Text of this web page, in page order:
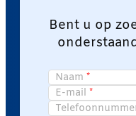
Bent u op
Naam
E-mail